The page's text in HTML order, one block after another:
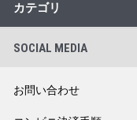
カテゴリ
SOCIAL MEDIA
お問い合わせ